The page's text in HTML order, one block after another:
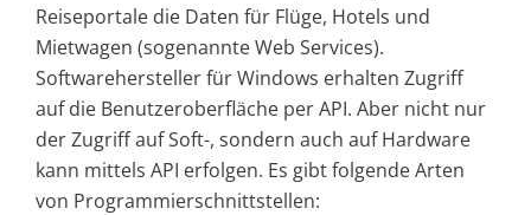
Reiseportale die Daten für Flüge, Hotels und
Mietwagen (sogenannte Web Services).
Softwarehersteller für Windows erhalten Zugriff
auf die Benutzeroberfläche per API. Aber nicht nur
der Zugriff auf Soft-, sondern auch auf Hardware
kann mittels API erfolgen. Es gibt folgende Arten
von Programmierschnittstellen: